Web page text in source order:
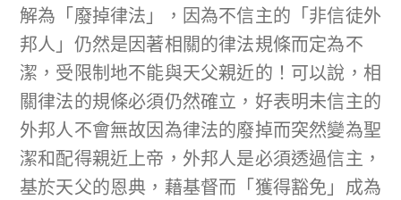
解為「廢掉律法」，因為不信主的「非信徒外
邦人」仍然是因著相關的律法規條而定為不
潔，受限制地不能與天父親近的！可以說，相
關律法的規條必須仍然確立，好表明未信主的
外邦人不會無故因為律法的廢掉而突然變為聖
潔和配得親近上帝，外邦人是必須透過信主，
基於天父的恩典，藉基督而「獲得豁免」成為